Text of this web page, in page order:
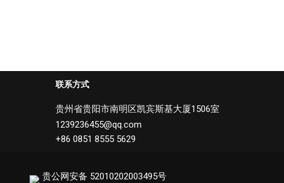
联系方式
贵州省贵阳市南明区凯宾斯基大厦1506室
1239236455@qq.com
+86 0851 8555 5629
贵公网安备 52010202003495号